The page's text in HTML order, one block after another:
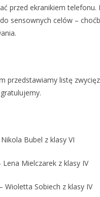
przed ekranikiem telefonu.
sensownych celów –
przedstawiamy listę
Bubel z klasy VI
Lena Mielczarek z klasy IV
Wioletta Sobiech z klasy IV